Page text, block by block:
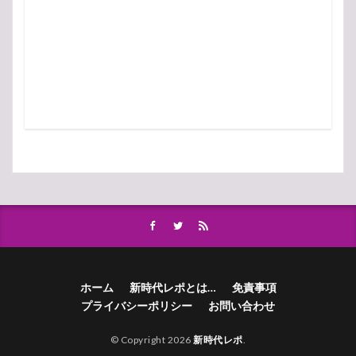
ホーム 新時代レポとは…
免責事項
プライバシーポリシー
お問い合わせ
© Copyright 2026新時代レポ.